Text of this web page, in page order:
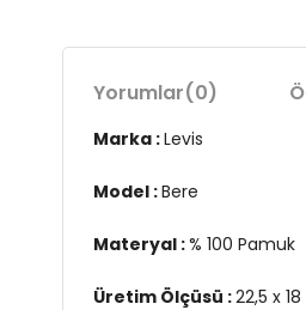
Yorumlar(0)
Marka :Levis
Model :Bere
Materyal :% 100 Pamuk
Üretim Ölçüsü :22,5 x